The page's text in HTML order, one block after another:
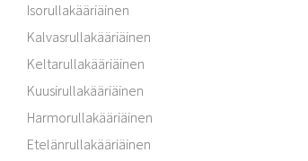
Isorullakääriäinen
Kalvasrullakääriäinen
Keltarullakääriäinen
Kuusirullakääriäinen
Harmorullakääriäinen
Etelänrullakääriäinen